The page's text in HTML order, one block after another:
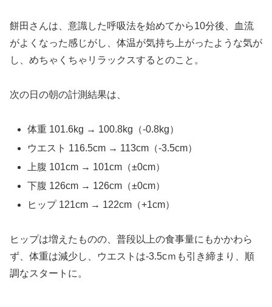
餅田さんは、意識した呼吸法を始めてから10分後、血流
がよくなった感じがし、体温が気持ち上がったような気が
し、めちゃくちゃリラックスするとのこと。
次の日の朝の計測結果は、
体重 101.6kg → 100.8kg（-0.8kg）
ウエスト 116.5cm → 113cm（-3.5cm）
上腹 101cm → 101cm（±0cm）
下腹 126cm → 126cm（±0cm）
ヒップ 121cm → 122cm（+1cm）
ヒップは増えたものの、普段以上の食事量にもかかわら
ず、体重は減少し、ウエストは-3.5cｍも引き締まり、順
調なスタートに。